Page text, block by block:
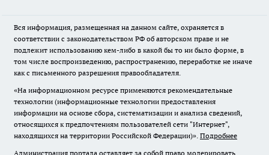
Вся информация, размещенная на данном сайте, охраняется в
соответствии с законодательством РФ об авторском праве и не
подлежит использованию кем-либо в какой бы то ни было форме, в
том числе воспроизведению, распространению, переработке не иначе
как с письменного разрешения правообладателя.
«На информационном ресурсе применяются рекомендательные
технологии (информационные технологии предоставления
информации на основе сбора, систематизации и анализа сведений,
относящихся к предпочтениям пользователей сети "Интернет",
находящихся на территории Российской Федерации)». Подробнее
Администрация портала оставляет за собой право модерировать